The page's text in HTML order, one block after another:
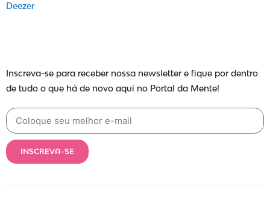
Deezer
Inscreva-se para receber nossa newsletter e fique por dentro
de tudo o que há de novo aqui no Portal da Mente!
INSCREVA-SE